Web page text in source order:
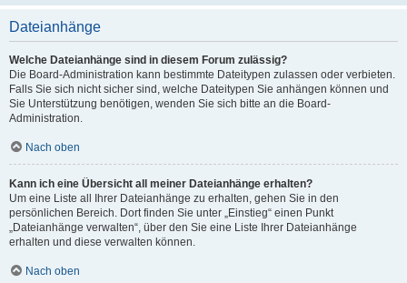
Dateianhänge
Welche Dateianhänge sind in diesem Forum zulässig?
Die Board-Administration kann bestimmte Dateitypen zulassen oder verbieten.
Falls Sie sich nicht sicher sind, welche Dateitypen Sie anhängen können und
Sie Unterstützung benötigen, wenden Sie sich bitte an die Board-
Administration.
Nach oben
Kann ich eine Übersicht all meiner Dateianhänge erhalten?
Um eine Liste all Ihrer Dateianhänge zu erhalten, gehen Sie in den
persönlichen Bereich. Dort finden Sie unter „Einstieg“ einen Punkt
„Dateianhänge verwalten“, über den Sie eine Liste Ihrer Dateianhänge
erhalten und diese verwalten können.
Nach oben